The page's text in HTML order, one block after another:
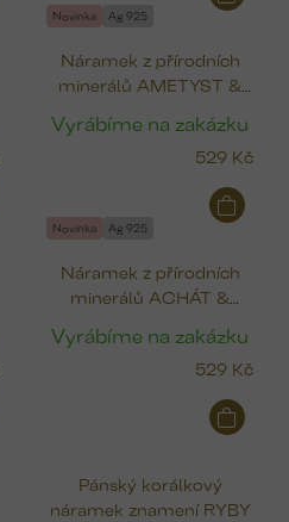
Novinka Ag 925
Náramek z přírodních
minerálů AMETYST &
Vyrábíme na zakázku
529 Kč
Novinka Ag 925
Náramek z přírodních
minerálů ACHÁT &
Vyrábíme na zakázku
529 Kč
Pánský korálkový
náramek znamení RYBY